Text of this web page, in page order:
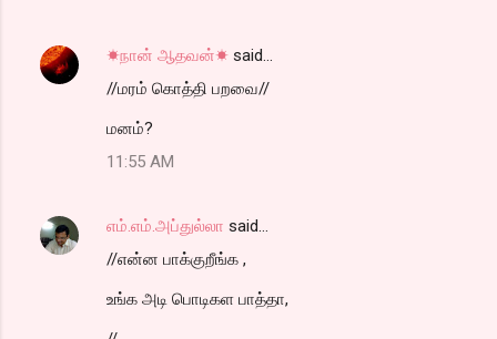
☀நான் ஆதவன்☀ said…
//மரம் கொத்தி பறவை//
மனம்?
11:55 AM
எம்.எம்.அப்துல்லா said…
//என்ன பாக்குறீங்க ,
உங்க அடி பொடிகள பாத்தா,